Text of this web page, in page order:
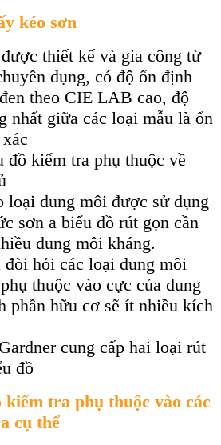
kéo sơn
thiết kế và gia công từ
dụng, có độ ổn định
theo CIE LAB cao, độ
nhất giữa các loại mẫu là ổn
đồ kiểm tra phụ thuộc về
loại dung môi được sử dụng
sơn a biểu đồ rút gọn cần
dung môi kháng.
đòi hỏi các loại dung môi
thuộc vào cực của dung
phần hữu cơ sẽ ít nhiều kích
cung cấp hai loại rút
đồ
tra phụ thuộc vào các
cụ thể